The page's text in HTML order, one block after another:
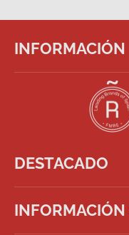
INFORMACIÓN
DESTACADO
INFORMACIÓN